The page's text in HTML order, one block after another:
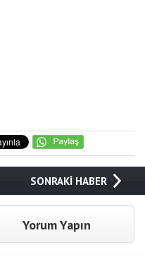
SONRAKİ HABER
Yorum Yapın